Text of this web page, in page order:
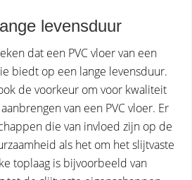
levensduur
dat een PVC vloer van een
biedt op een lange levensduur.
de voorkeur om voor kwaliteit
van een PVC vloer. Er
die van invloed zijn op de
als het om het slijtvaste
toplaag is bijvoorbeeld van